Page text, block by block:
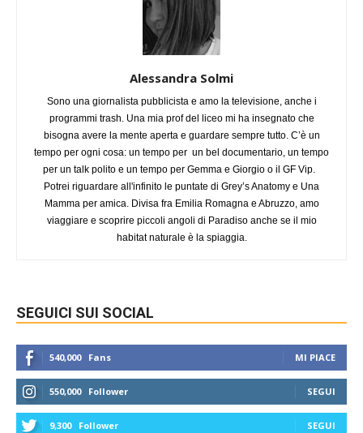
Alessandra Solmi
Sono una giornalista pubblicista e amo la televisione, anche i
programmi trash. Una mia prof del liceo mi ha insegnato che
bisogna avere la mente aperta e guardare sempre tutto. C’è un
tempo per ogni cosa: un tempo per un bel documentario, un tempo
per un talk polito e un tempo per Gemma e Giorgio o il GF Vip.
Potrei riguardare all'infinito le puntate di Grey’s Anatomy e Una
Mamma per amica. Divisa fra Emilia Romagna e Abruzzo, amo
viaggiare e scoprire piccoli angoli di Paradiso anche se il mio
habitat naturale è la spiaggia.
SEGUICI SUI SOCIAL
540,000 Fans MI PIACE
550,000 Follower SEGUI
9,300 Follower SEGUI